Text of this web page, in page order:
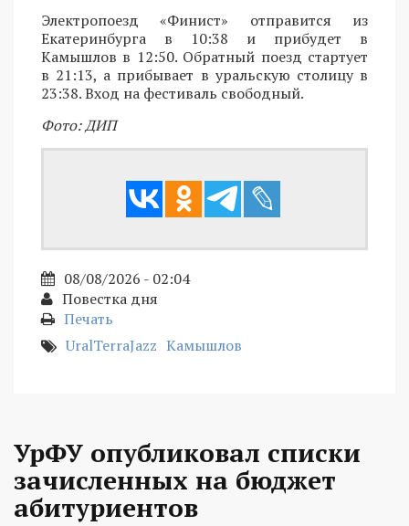
Электропоезд «Финист» отправится из
Екатеринбурга в 10:38 и прибудет в
Камышлов в 12:50. Обратный поезд стартует
в 21:13, а прибывает в уральскую столицу в
23:38. Вход на фестиваль свободный.
Фото: ДИП
08/08/2026 - 02:04
Повестка дня
Печать
UralTerraJazz Камышлов
УрФУ опубликовал списки
зачисленных на бюджет
абитуриентов